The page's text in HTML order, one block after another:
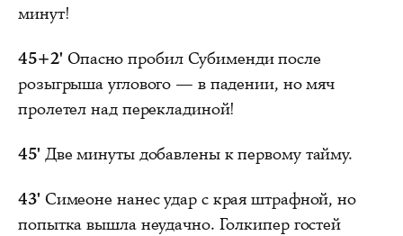
минут!
45+2' Опасно пробил Субименди после
розыгрыша углового — в падении, но мяч
пролетел над перекладиной!
45' Две минуты добавлены к первому тайму.
43' Симеоне нанес удар с края штрафной, но
попытка вышла неудачно. Голкипер гостей